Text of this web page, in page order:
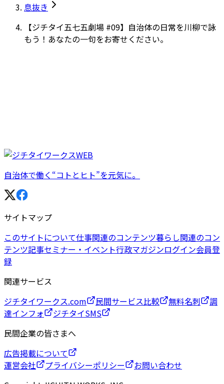
息抜き
【ジチタイ五七五劇場 #09】自治体の日常を川柳で詠
もう！あなたの一句をお寄せください。
自治体で働く“コトとヒト”を元気に。
サイトマップ
このサイトについて仕事関連のコンテンツ暮らし関連のコン
テンツ記事セミナー・イベント行政マガジンログイン会員登
録
関連サービス
ジチタイワークス.com
民間サービス比較 無料名刺
調
達インフォ
ジチタイSMS
民間企業の皆さまへ
広告掲載について
運営会社
プライバシーポリシー
お問い合わせ